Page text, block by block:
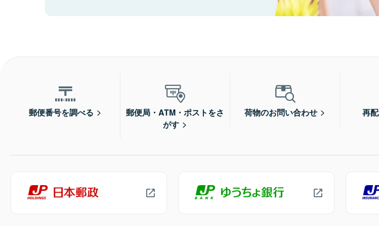
郵便番号を調べる
郵便局・ATM・ポストをさ
がす
荷物のお問い合わせ 再